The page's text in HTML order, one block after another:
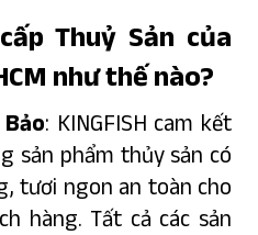
Thuỷ Sản của
như thế nào?
: KINGFISH cam kết
sản phẩm thủy sản có
tươi ngon an toàn cho
hàng. Tất cả các sản